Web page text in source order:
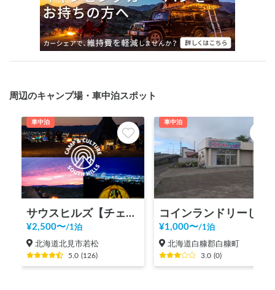
周辺のキャンプ場・車中泊スポット
車中泊
サウスヒルズ【チェックイン : 12時～19時まで】
¥2,500〜/1泊
北海道北見市若松
5.0 (126)
車中泊
¥1,000〜/1泊
北海道白糠郡白糠町
3.0 (0)